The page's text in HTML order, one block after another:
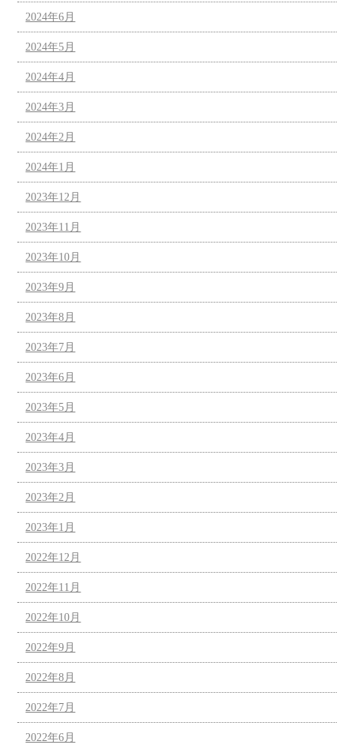
2024年6月
2024年5月
2024年4月
2024年3月
2024年2月
2024年1月
2023年12月
2023年11月
2023年10月
2023年9月
2023年8月
2023年7月
2023年6月
2023年5月
2023年4月
2023年3月
2023年2月
2023年1月
2022年12月
2022年11月
2022年10月
2022年9月
2022年8月
2022年7月
2022年6月